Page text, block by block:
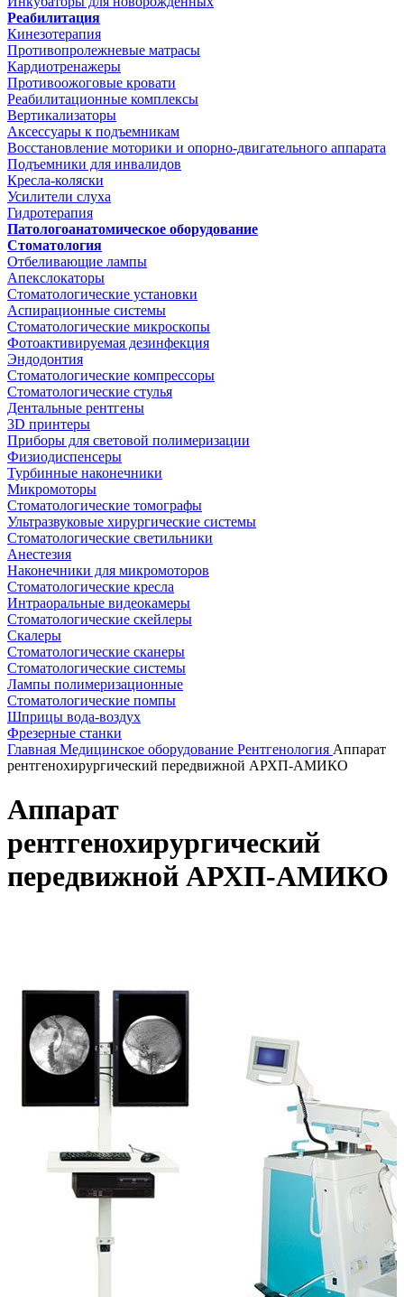
Реабилитация
Кинезотерапия
Противопролежневые матрасы
Кардиотренажеры
Противоожоговые кровати
Реабилитационные комплексы
Вертикализаторы
Аксессуары к подъемникам
Восстановление моторики и опорно-двигательного аппарата
Подъемники для инвалидов
Кресла-коляски
Усилители слуха
Гидротерапия
Патологоанатомическое оборудование
Стоматология
Отбеливающие лампы
Апекслокаторы
Стоматологические установки
Аспирационные системы
Стоматологические микроскопы
Фотоактивируемая дезинфекция
Эндодонтия
Стоматологические компрессоры
Стоматологические стулья
Дентальные рентгены
3D принтеры
Приборы для световой полимеризации
Физиодиспенсеры
Турбинные наконечники
Микромоторы
Стоматологические томографы
Ультразвуковые хирургические системы
Стоматологические светильники
Анестезия
Наконечники для микромоторов
Стоматологические кресла
Интраоральные видеокамеры
Стоматологические скейлеры
Скалеры
Стоматологические сканеры
Стоматологические системы
Лампы полимеризационные
Стоматологические помпы
Шприцы вода-воздух
Фрезерные станки
Главная Медицинское оборудование Рентгенология Аппарат
рентгенохирургический передвижной АРХП-АМИКО
Аппарат
рентгенохирургический
передвижной АРХП-АМИКО